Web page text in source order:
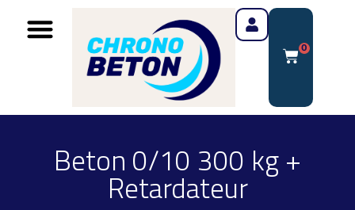
0
Beton 0/10 300 kg +
Retardateur